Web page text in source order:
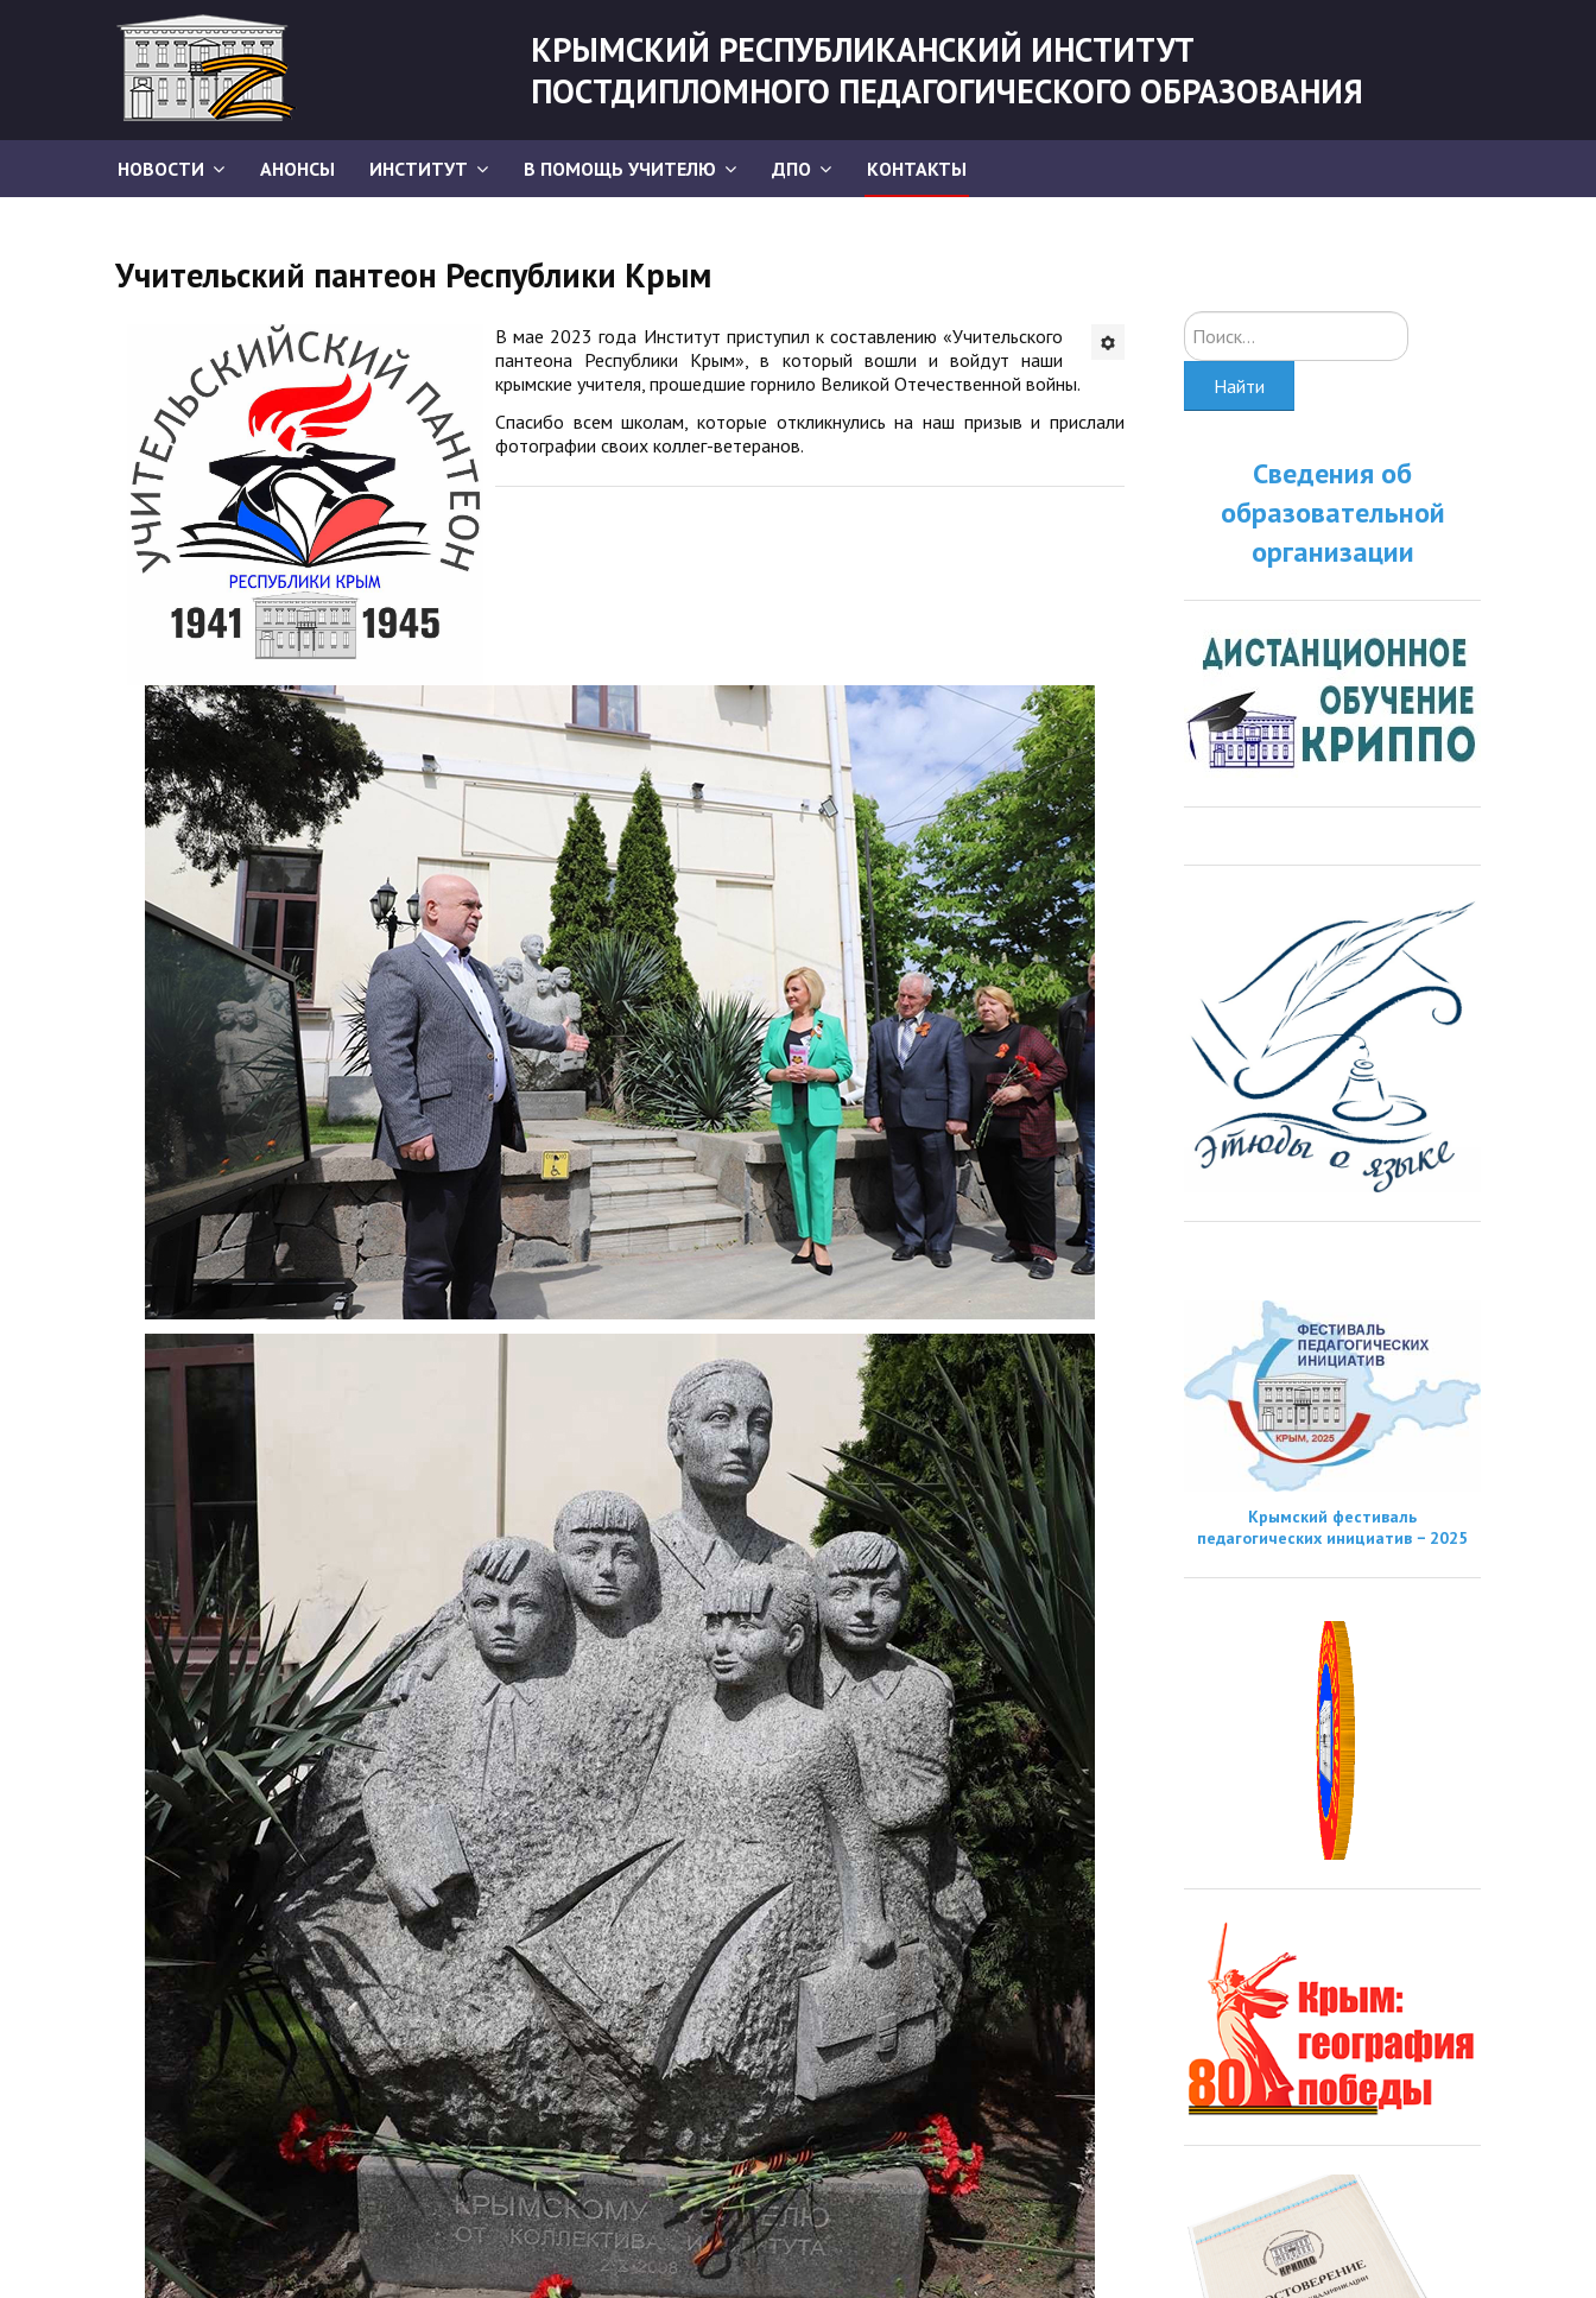
КРЫМСКИЙ РЕСПУБЛИКАНСКИЙ ИНСТИТУТ
ПОСТДИПЛОМНОГО ПЕДАГОГИЧЕСКОГО ОБРАЗОВАНИЯ
НОВОСТИ АНОНСЫ ИНСТИТУТ В ПОМОЩЬ УЧИТЕЛЮ ДПО КОНТАКТЫ
Учительский пантеон Республики Крым
В мае 2023 года Институт приступил к составлению «Учительского
пантеона Республики Крым», в который вошли и войдут наши
крымские учителя, прошедшие горнило Великой Отечественной войны.
Спасибо всем школам, которые откликнулись на наш призыв и прислали
фотографии своих коллег-ветеранов.
Искать...
Найти
Сведения об
образовательной
организации
Крымский фестиваль
педагогических инициатив − 2025